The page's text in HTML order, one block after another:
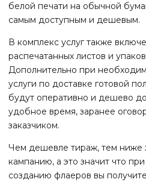
белой печати на обычной
самым доступным и дешевым.
В комплекс услуг также
распечатанных листов и
Дополнительно при
услуги по доставке готовой
будут оперативно и дешево
удобное время, заранее
заказчиком.
Чем дешевле тираж, тем ниже
кампанию, а это значит что
созданию флаеров вы